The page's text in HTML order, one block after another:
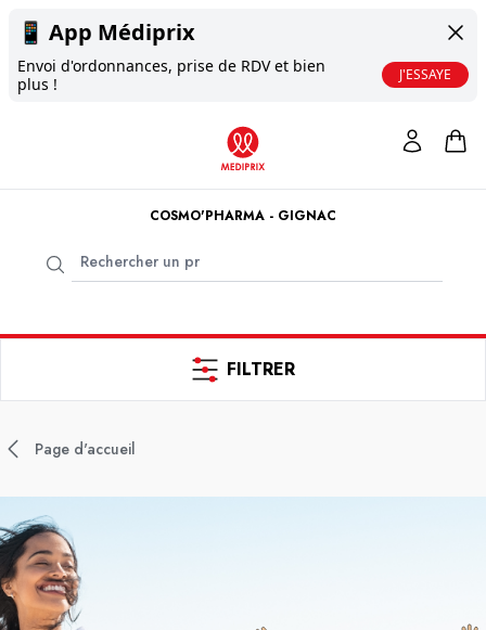
📱 App Médiprix
Envoi d'ordonnances, prise de RDV et bien
plus !
J'ESSAYE
COSMO'PHARMA - GIGNAC
FILTRER
Page d'accueil